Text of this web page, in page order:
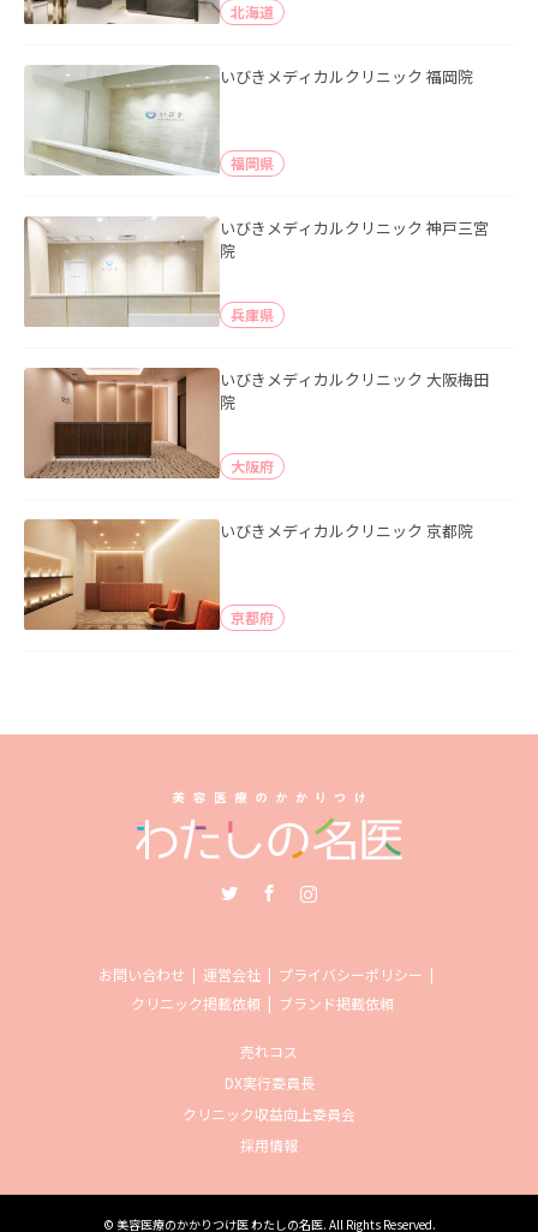
北海道
いびきメディカルクリニック 福岡院
福岡県
いびきメディカルクリニック 神戸三宮
院
兵庫県
いびきメディカルクリニック 大阪梅田
院
大阪府
いびきメディカルクリニック 京都院
京都府
お問い合わせ 運営会社
プライバシーポリシー
クリニック掲載依頼
ブランド掲載依頼
売れコス
DX実行委員長
クリニック収益向上委員会
採用情報
© 美容医療のかかりつけ医 わたしの名医. All Rights Reserved.